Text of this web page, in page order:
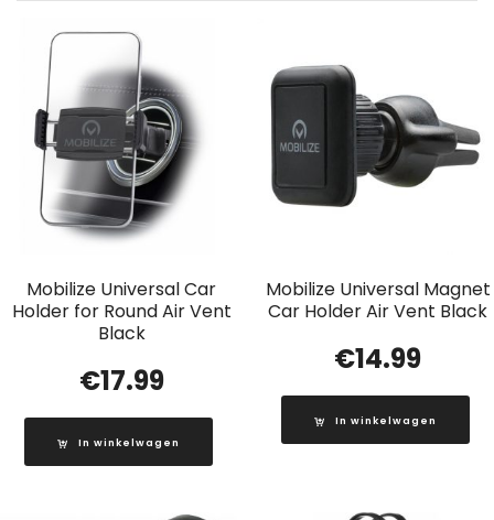
Mobilize Universal Car
Holder for Round Air Vent
Black
€17.99
In winkelwagen
Mobilize Universal Magnet
Car Holder Air Vent Black
€14.99
In winkelwagen